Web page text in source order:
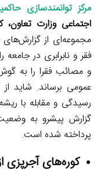
مرکز توانمندسازی
اجتماعی وزارت تعاون،
مجموعه‌ای از
فقر و نابرابری در
و مصائب فقرا را به
عمومی برساند. شاید
رسیدگی و مقابله با
گزارش پیشرو به
پرداخته شده است.
کوره‌های آجرپزی